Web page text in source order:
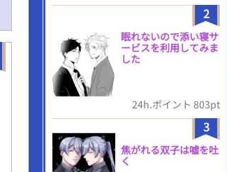
2
眠れないので添い寝サ
ービスを利用してみま
した
24h.ポイント 803pt
3
焦がれる双子は嘘を吐
く